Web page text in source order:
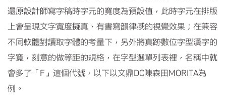
還原設計師寫字稿時字元的寬度為預設值，此時字元在排版
上會呈現文字寬度擬真、有書寫韻律感的視覺效果；在兼容
不同軟體對讀取字體的考量下，另外將真跡數位字型漢字的
字寬，刻意的做等距的規格，在字型選單列表裡，名稱中就
會多了「 F 」這個代號，以下以文鼎DC陳森田 MORITA為
例。